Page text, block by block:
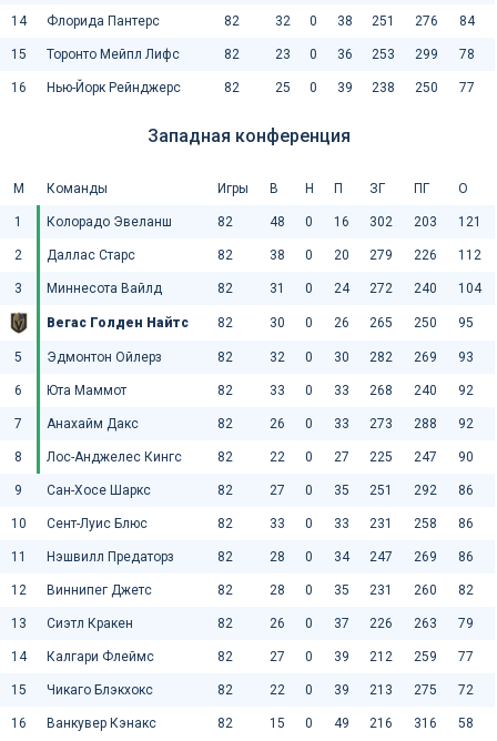
14 Флорида Пантерс 82 32 0 38 251 276 84
15 Торонто Мейпл Лифс 82 23 0 36 253 299 78
16 Нью-Йорк Рейнджерс 82 25 0 39 238 250 77
Западная конференция
М Команды Игры В Н П ЗГ ПГ О
1 Колорадо Эвеланш 82 48 0 16 302 203 121
2 Даллас Старс 82 38 0 20 279 226 112
3 Миннесота Вайлд 82 31 0 24 272 240 104
Вегас Голден Найтс 82 30 0 26 265 250 95
5 Эдмонтон Ойлерз 82 32 0 30 282 269 93
6 Юта Маммот 82 33 0 33 268 240 92
7 Анахайм Дакс 82 26 0 33 273 288 92
8 Лос-Анджелес Кингс 82 22 0 27 225 247 90
9 Сан-Хосе Шаркс 82 27 0 35 251 292 86
10 Сент-Луис Блюс 82 33 0 33 231 258 86
11 Нэшвилл Предаторз 82 28 0 34 247 269 86
12 Виннипег Джетс 82 28 0 35 231 260 82
13 Сиэтл Кракен 82 26 0 37 226 263 79
14 Калгари Флеймс 82 27 0 39 212 259 77
15 Чикаго Блэкхокс 82 22 0 39 213 275 72
16 Ванкувер Кэнакс 82 15 0 49 216 316 58